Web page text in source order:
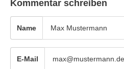
Kommentar schreiben
Name
E-Mail